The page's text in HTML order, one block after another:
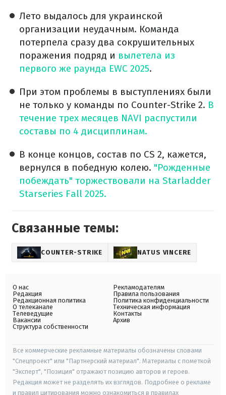
Лето выдалось для украинской
организации неудачным. Команда
потерпела сразу два сокрушительных
поражения подряд и вылетела из
первого же раунда EWC 2025.
При этом проблемы в выступлениях были
не только у команды по Counter-Strike 2. В
течение трех месяцев NAVI распустили
составы по 4 дисциплинам.
В конце концов, состав по CS 2, кажется,
вернулся в победную колею. "Рожденные
побеждать" торжествовали на Starladder
Starseries Fall 2025.
Связанные темы:
COUNTER-STRIKE NATUS VINCERE
О нас
Редакция
Редакционная политика
О телеканале
Телеведущие
Вакансии
Структура собственности
Рекламодателям
Правила пользования
Политика конфиденциальности
Техническая информация
Контакты
Архив
Все коммерческие рекламные материалы обозначены словами
"Спецпроект" или "Партнерский материал". Материалы с пометкой
"Эксперт", "Позиция" отражают позицию авторов и героев.
Редакция может не разделять их взглядов. Подробнее о рекламе
и правил цитирования можно ознакомиться в правилах